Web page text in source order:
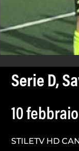
Serie D,
10
STILETV HD